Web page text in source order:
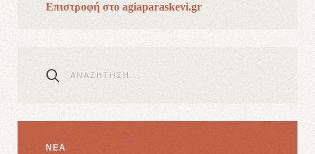
Επιστροφή στο agiaparaskevi.gr
ΝΕΑ